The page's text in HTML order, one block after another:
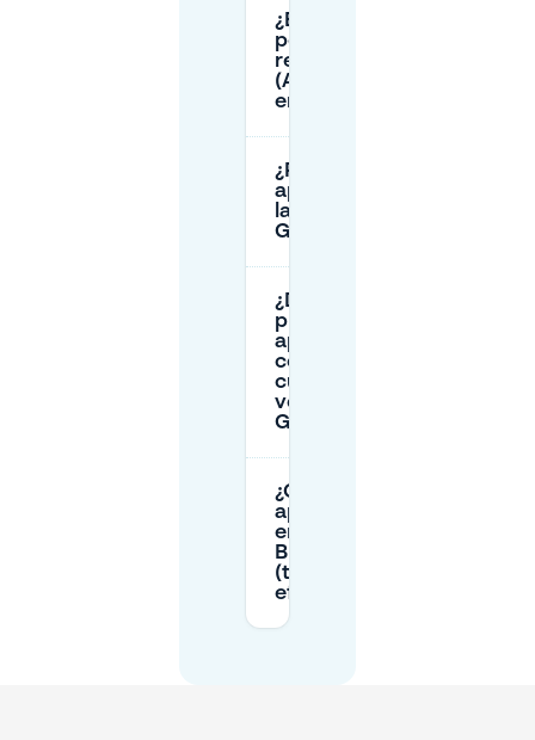
¿Existen reglas de
permisos de
residentes
(Anwohnerparken)
en Großziethen?
¿Puedo
aparcar toda
la noche en
Großziethen?
¿Dónde
puedo
aparcar
cerca de BER
cuando
vengo de
Großziethen?
¿Cómo pago el
aparcamiento
en
BER/Schönefeld
(tarjeta,
efectivo o app)?